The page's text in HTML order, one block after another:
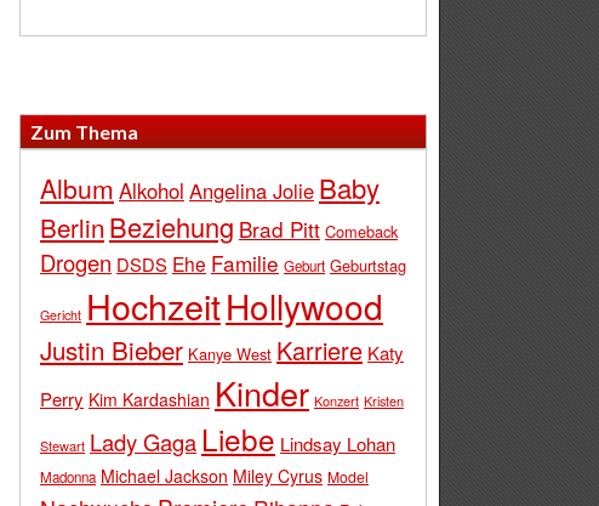
Zum Thema
Album Alkohol Angelina Jolie Baby
Berlin Beziehung Brad Pitt Comeback
Drogen DSDS Ehe Familie Geburt Geburtstag
Gericht HochzeitHollywood
Justin Bieber Kanye West Karriere Katy
Perry Kim Kardashian Kinder Konzert Kristen
Stewart Lady Gaga Liebe Lindsay Lohan
Madonna Michael Jackson Miley Cyrus Model